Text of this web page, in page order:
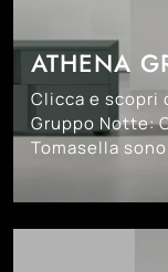
ATHENA
Clicca e scopri
Gruppo Notte:
Tomasella